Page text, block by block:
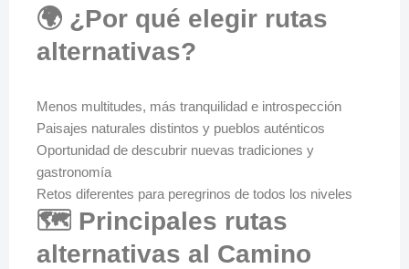
🌍 ¿Por qué elegir rutas
alternativas?
Menos multitudes, más tranquilidad e introspección
Paisajes naturales distintos y pueblos auténticos
Oportunidad de descubrir nuevas tradiciones y
gastronomía
Retos diferentes para peregrinos de todos los niveles
🗺️ Principales rutas
alternativas al Camino